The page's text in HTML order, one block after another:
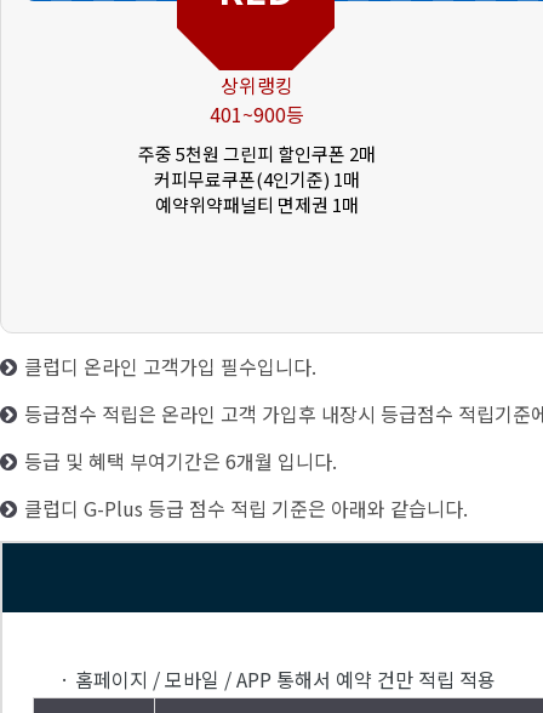
상위랭킹
401~900등
주중 5천원 그린피 할인쿠폰 2매
커피무료쿠폰(4인기준) 1매
예약위약패널티 면제권 1매
클럽디 온라인 고객가입 필수입니다.
등급점수 적립은 온라인 고객 가입후 내장시 등급점수 적립기
등급 및 혜택 부여기간은 6개월 입니다.
클럽디 G-Plus 등급 점수 적립 기준은 아래와 같습니다.
· 홈페이지 / 모바일 / APP 통해서 예약 건만 적립 적용